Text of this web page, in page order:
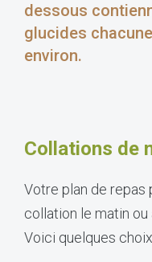
dessous
glucides
environ.
Collations de
Votre plan de repas
collation le matin ou
Voici quelques